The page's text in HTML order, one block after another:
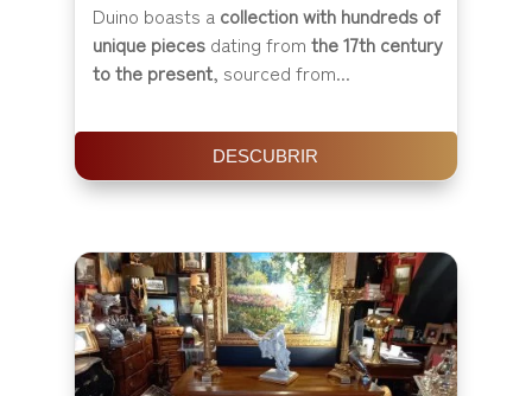
Duino boasts a collection with hundreds of
unique pieces dating fromthe 17th century
to the present, sourced from...
DESCUBRIR